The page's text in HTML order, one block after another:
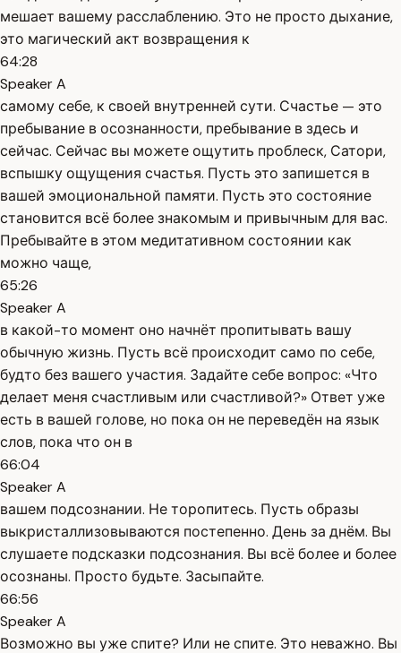
мешает вашему расслаблению. Это не просто дыхание,
это магический акт возвращения к
64:28
Speaker A
самому себе, к своей внутренней сути. Счастье — это
пребывание в осознанности, пребывание в здесь и
сейчас. Сейчас вы можете ощутить проблеск, Сатори,
вспышку ощущения счастья. Пусть это запишется в
вашей эмоциональной памяти. Пусть это состояние
становится всё более знакомым и привычным для вас.
Пребывайте в этом медитативном состоянии как
можно чаще,
65:26
Speaker A
в какой-то момент оно начнёт пропитывать вашу
обычную жизнь. Пусть всё происходит само по себе,
будто без вашего участия. Задайте себе вопрос: «Что
делает меня счастливым или счастливой?» Ответ уже
есть в вашей голове, но пока он не переведён на язык
слов, пока что он в
66:04
Speaker A
вашем подсознании. Не торопитесь. Пусть образы
выкристаллизовываются постепенно. День за днём. Вы
слушаете подсказки подсознания. Вы всё более и более
осознаны. Просто будьте. Засыпайте.
66:56
Speaker A
Возможно вы уже спите? Или не спите. Это неважно. Вы